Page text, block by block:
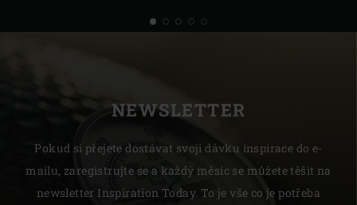
NEWSLETTER
Pokud si přejete dostávat svoji dávku inspirace do e-
mailu, zaregistrujte se a každý měsíc se můžete těšit na
newsletter Inspiration Today. To je vše co je potřeba